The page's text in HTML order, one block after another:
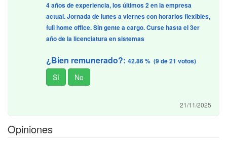
4 años de experiencia, los últimos 2 en la empresa
actual. Jornada de lunes a viernes con horarios flexibles,
full home office. Sin gente a cargo. Curse hasta el 3er
año de la licenciatura en sistemas
¿Bien remunerado?: 42.86 % (9 de 21 votos)
21/11/2025
Opiniones